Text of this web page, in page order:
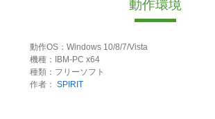
動作環境
動作OS：Windows 10/8/7/Vista
機種：IBM-PC x64
種類：フリーソフト
作者： SPIRIT